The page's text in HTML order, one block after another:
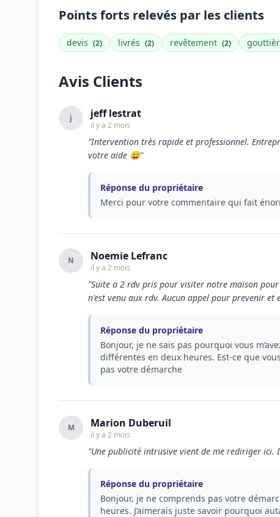
Points forts relevés par les clients
devis (2) livrés (2) revêtement (2)
Avis Clients
j jeff lestrat
il y a 2 mois
"Intervention très rapide et professionnel.
votre aide 😀"
Réponse du propriétaire
Merci pour votre commentaire qui fait
N Noemie Lefranc
il y a 2 mois
"Suite a 2 rdv pris pour visiter notre maison
n'est venu aux rdv. Aucun appel pour prevenir et
Réponse du propriétaire
Bonjour, je ne sais pas pourquoi vous
différentes en deux heures. Est-ce que
pas votre démarche
M Marion Duberuil
il y a 2 mois
"Une publicité intrusive vient de me rediriger ici.
Réponse du propriétaire
Bonjour, je ne comprends pas votre
heures. J’aimerais juste savoir pourquoi